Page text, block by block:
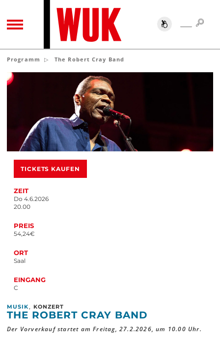
TOGGLE NAVIGATION SUCHE
Programm The Robert Cray Band
TICKETS KAUFEN
ZEIT
Do 4.6.2026
20.00
PREIS
54,24€
ORT
Saal
EINGANG
C
MUSIK , KONZERT
THE ROBERT CRAY BAND
Der Vorverkauf startet am Freitag, 27.2.2026, um 10.00 Uhr.